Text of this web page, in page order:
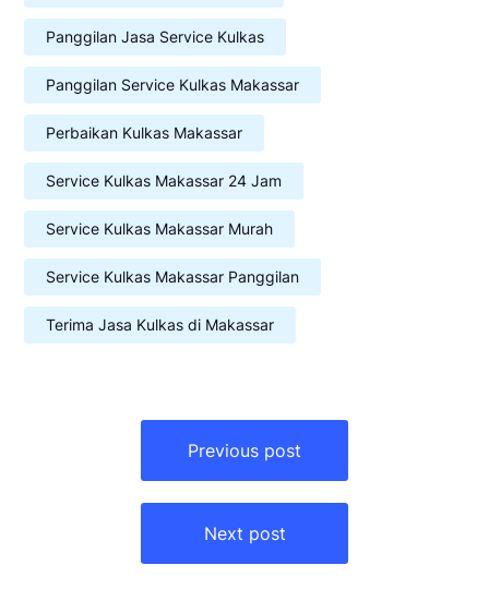
Panggilan Jasa Service Kulkas
Panggilan Service Kulkas Makassar
Perbaikan Kulkas Makassar
Service Kulkas Makassar 24 Jam
Service Kulkas Makassar Murah
Service Kulkas Makassar Panggilan
Terima Jasa Kulkas di Makassar
Previous post
Next post